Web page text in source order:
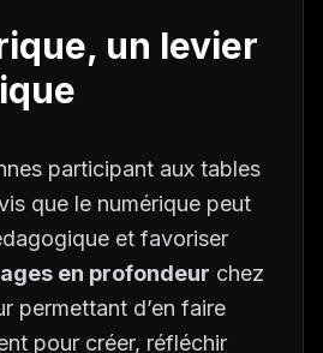
un levier
participant aux tables
que le numérique peut
et favoriser
en profondeur chez
permettant d’en faire
pour créer, réfléchir